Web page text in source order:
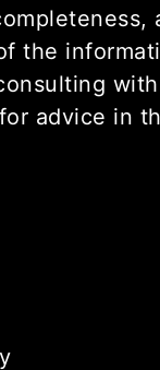
the
advice in